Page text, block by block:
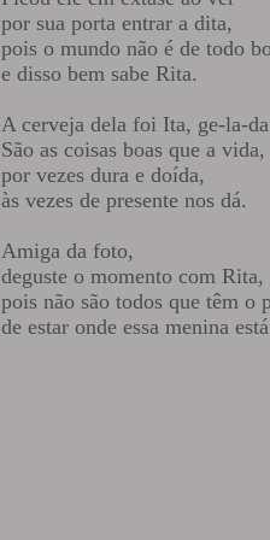
por sua porta entrar a dita,
pois o mundo não é de todo
e disso bem sabe Rita.
A cerveja dela foi Ita, ge-la-
São as coisas boas que a vida,
por vezes dura e doída,
às vezes de presente nos dá.
Amiga da foto,
deguste o momento com Rita,
pois não são todos que têm o
de estar onde essa menina